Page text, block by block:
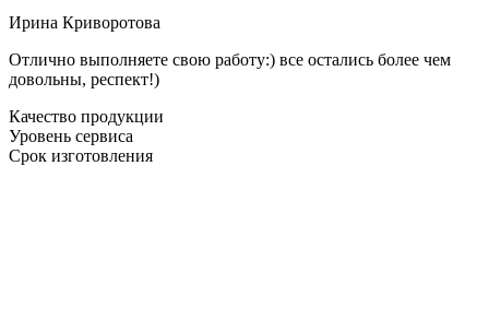
Ирина Криворотова
Отлично выполняете свою работу:) все остались более чем
довольны, респект!)
Качество продукции
Уровень сервиса
Срок изготовления